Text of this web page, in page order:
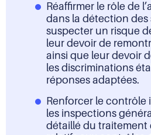
Réaffirmer le rôle de
dans la détection des
suspecter un risque
leur devoir de
ainsi que leur devoir
les discriminations
réponses adaptées.
Renforcer le contrôle
les inspections
détaillé du traitement